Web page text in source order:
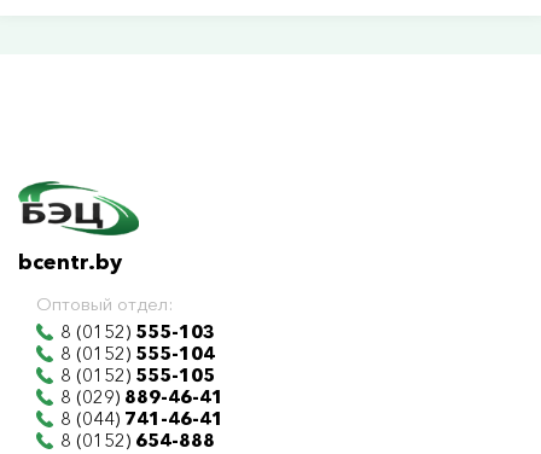
bcentr.by
Оптовый отдел:
8 (0152) 555-103
8 (0152) 555-104
8 (0152) 555-105
8 (029) 889-46-41
8 (044) 741-46-41
8 (0152) 654-888